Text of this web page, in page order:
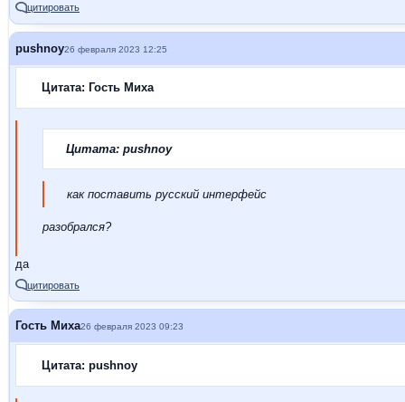
цитировать
цитировать
pushnoy26 февраля 2023 12:25
Цитата: Гость Миха
Цитата: pushnoy
как поставить русский интерфейс
разобрался?
да
Гость Миха26 февраля 2023 09:23
Цитата: pushnoy